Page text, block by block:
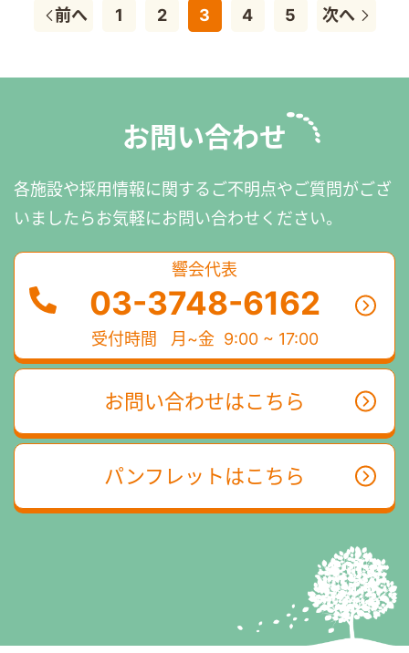
前へ 1 2 3 4 5 次へ
お問い合わせ
各施設や採用情報に関するご不明点やご質問がござ
いましたらお気軽にお問い合わせください。
響会代表
03-3748-6162
受付時間 月~金 9:00 ~ 17:00
パンフレットはこちら
お問い合わせはこちら